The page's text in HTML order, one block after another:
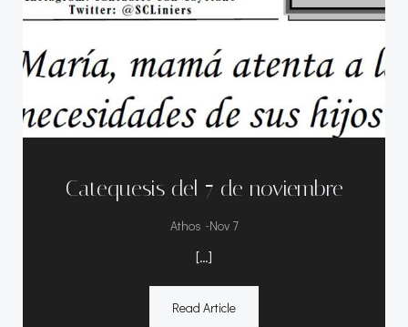
Catequesis del 7 de noviembre
Athos -Nov 7
[…]
Read Article